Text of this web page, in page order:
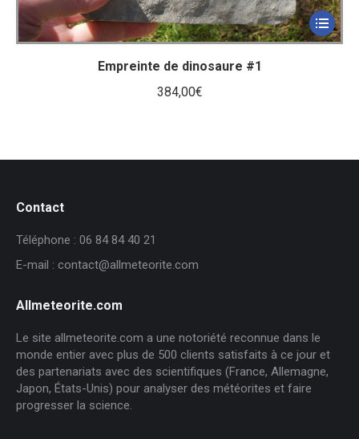
Empreinte de dinosaure #1
384,00€
Contact
Téléphone : 06 84 84 40 21
E-mail : contact@allmeteorite.com
Allmeteorite.com
Le site allmeteorite.com a une notoriété reconnue dans le
monde entier avec plus de 500 clients satisfaits à ce jour et
des partenariats avec des scientifiques (France, Allemagne,
Japon, États-Unis) pour analyser des météorites et faire
progresser la science.